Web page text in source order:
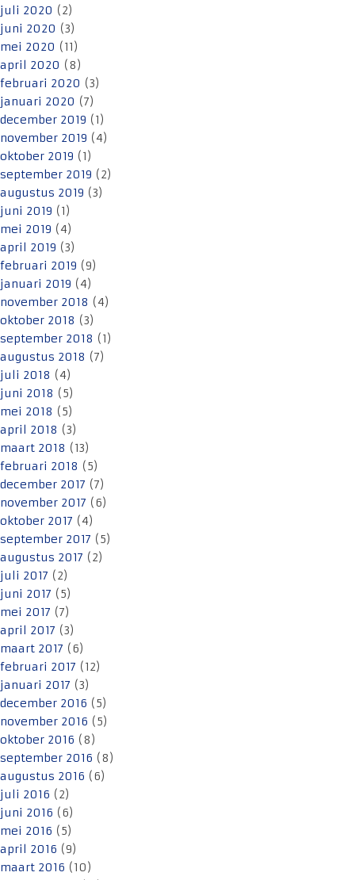
juli 2020 (2)
juni 2020 (3)
mei 2020 (11)
april 2020 (8)
februari 2020 (3)
januari 2020 (7)
december 2019 (1)
november 2019 (4)
oktober 2019 (1)
september 2019 (2)
augustus 2019 (3)
juni 2019 (1)
mei 2019 (4)
april 2019 (3)
februari 2019 (9)
januari 2019 (4)
november 2018 (4)
oktober 2018 (3)
september 2018 (1)
augustus 2018 (7)
juli 2018 (4)
juni 2018 (5)
mei 2018 (5)
april 2018 (3)
maart 2018 (13)
februari 2018 (5)
december 2017 (7)
november 2017 (6)
oktober 2017 (4)
september 2017 (5)
augustus 2017 (2)
juli 2017 (2)
juni 2017 (5)
mei 2017 (7)
april 2017 (3)
maart 2017 (6)
februari 2017 (12)
januari 2017 (3)
december 2016 (5)
november 2016 (5)
oktober 2016 (8)
september 2016 (8)
augustus 2016 (6)
juli 2016 (2)
juni 2016 (6)
mei 2016 (5)
april 2016 (9)
maart 2016 (10)